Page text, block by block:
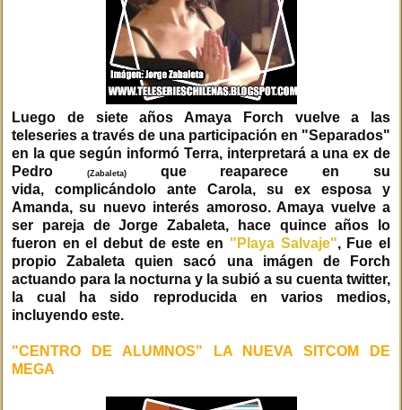
Luego de siete años Amaya Forch vuelve a las
teleseries a través de una participación en "Separados"
en la que según informó Terra, interpretará a una ex de
Pedro
(Zabaleta)que reaparece en su
vida, complicándolo ante Carola, su ex esposa y
Amanda, su nuevo interés amoroso. Amaya vuelve a
ser pareja de Jorge Zabaleta, hace quince años lo
fueron en el debut de este en "Playa Salvaje", Fue el
propio Zabaleta quien sacó una imágen de Forch
actuando para la nocturna y la subió a su cuenta twitter,
la cual ha sido reproducida en varios medios,
incluyendo este.
"CENTRO DE ALUMNOS" LA NUEVA SITCOM DE
MEGA